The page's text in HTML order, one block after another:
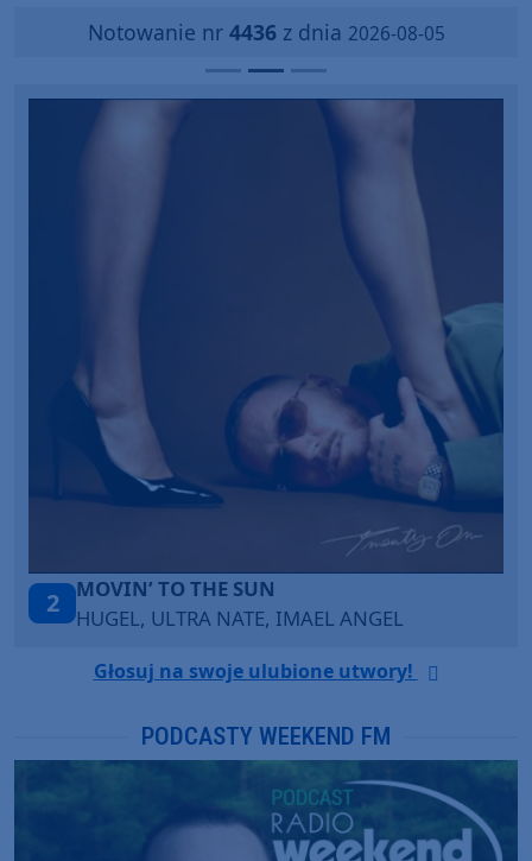
Notowanie nr 4436z dnia 2026-08-05
SUN
NATE, IMAEL ANGEL
3
BLETKA
Głosuj na swoje ulubione utwory!
PODCASTY WEEKEND FM